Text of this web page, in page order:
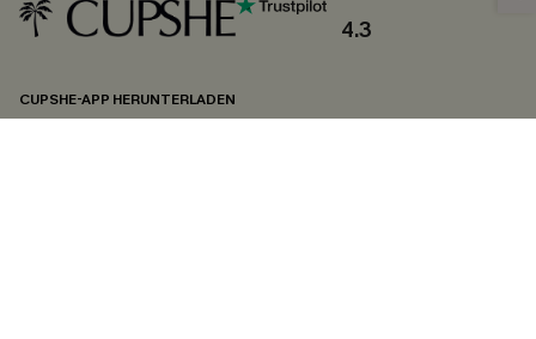
4.3
CUPSHE-APP HERUNTERLADEN